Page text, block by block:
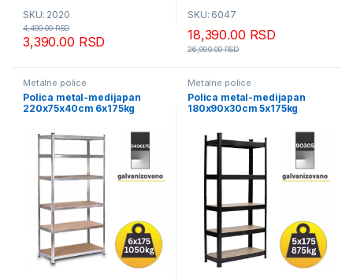
SKU: 2020
3,390.00 RSD
4,490.00RSD
SKU: 6047
18,390.00 RSD
26,990.00RSD
Metalne police
Polica metal-medijapan
220x75x40cm 6x175kg
Metalne police
Polica metal-medijapan
180x90x30cm 5x175kg